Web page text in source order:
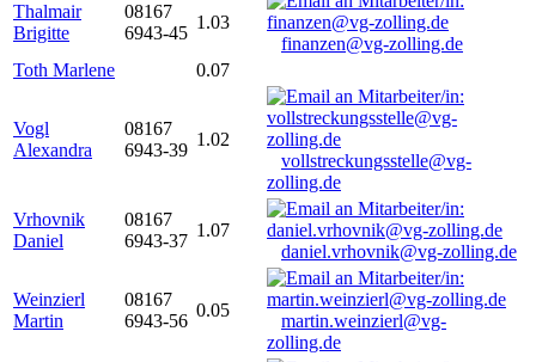
Thalmair
Brigitte
08167
6943-45
1.03
finanzen@vg-zolling.de
Toth Marlene
0.07
Vogl
Alexandra
08167
6943-39
1.02
vollstreckungsstelle@vg-
zolling.de
Vrhovnik
Daniel
08167
6943-37
1.07
daniel.vrhovnik@vg-zolling.de
Weinzierl
Martin
08167
6943-56
0.05
martin.weinzierl@vg-
zolling.de